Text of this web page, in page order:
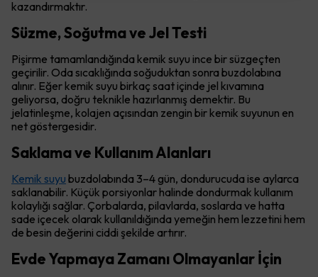
kazandırmaktır.
Süzme, Soğutma ve Jel Testi
Pişirme tamamlandığında kemik suyu ince bir süzgeçten
geçirilir. Oda sıcaklığında soğuduktan sonra buzdolabına
alınır. Eğer kemik suyu birkaç saat içinde jel kıvamına
geliyorsa, doğru teknikle hazırlanmış demektir. Bu
jelatinleşme, kolajen açısından zengin bir kemik suyunun en
net göstergesidir.
Saklama ve Kullanım Alanları
Kemik suyu buzdolabında 3–4 gün, dondurucuda ise aylarca
saklanabilir. Küçük porsiyonlar halinde dondurmak kullanım
kolaylığı sağlar. Çorbalarda, pilavlarda, soslarda ve hatta
sade içecek olarak kullanıldığında yemeğin hem lezzetini hem
de besin değerini ciddi şekilde artırır.
Evde Yapmaya Zamanı Olmayanlar İçin